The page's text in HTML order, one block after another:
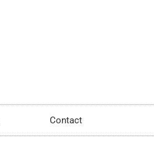
Contact